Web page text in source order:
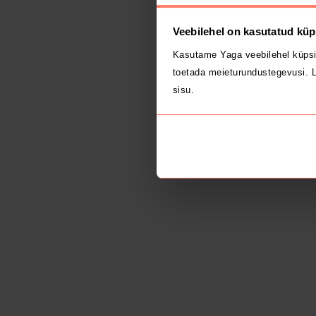
Veebilehel on kasutatud
Kasutame Yaga veebilehel
toetada meieturundustegevusi.
sisu.